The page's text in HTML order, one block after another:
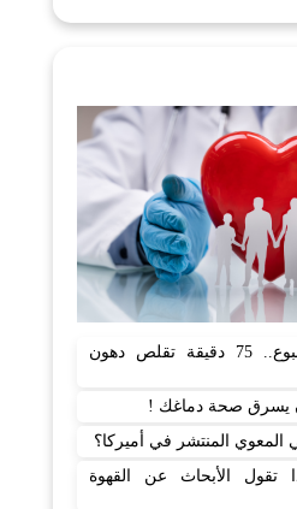
في عطلة نهاية الأسبوع.. 75 دقيقة تقلص دهون
يسرق صحة دماغك !
المعوي المنتشر في أميركا؟
تقول الأبحاث عن القهوة